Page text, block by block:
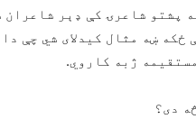
پشتو شاعرۍ کې ډېر
ښه مثال کیدلای شي چې
دی؟